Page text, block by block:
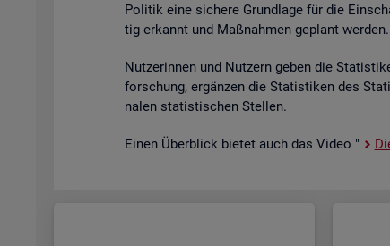
Po­li­tik eine si­che­re Grund­la­ge für die
tig er­kannt und Maß­nah­men ge­plant wer­den.
Nut­ze­rin­nen und Nut­zern geben die
for­schung, er­gän­zen die Sta­tis­ti­ken des
na­len sta­tis­ti­schen Stel­len.
Einen Über­blick bie­tet auch das Video "